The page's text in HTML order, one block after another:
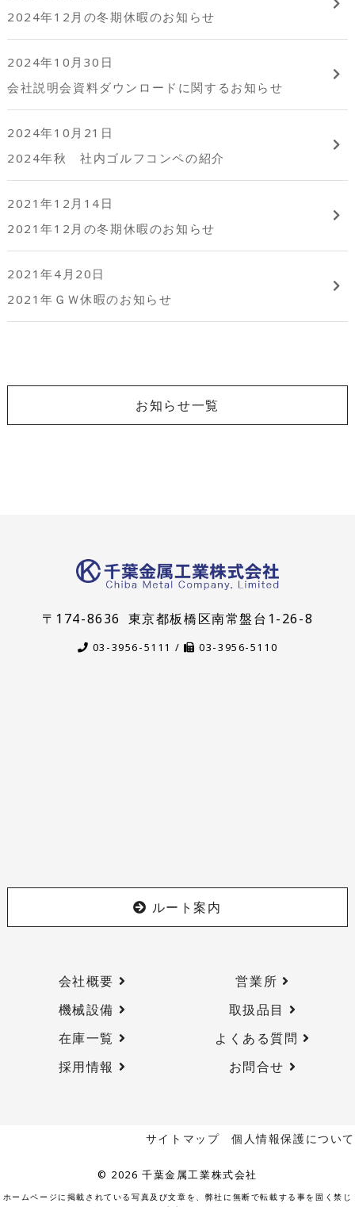
2024年12月の冬期休暇のお知らせ
2024年10月30日
会社説明会資料ダウンロードに関するお知らせ
2024年10月21日
2024年秋 社内ゴルフコンペの紹介
2021年12月14日
2021年12月の冬期休暇のお知らせ
2021年4月20日
2021年ＧＷ休暇のお知らせ
お知らせ一覧
〒174-8636 東京都板橋区南常盤台1-26-8
03-3956-5111 / 03-3956-5110
ルート案内
会社概要
営業所
機械設備
取扱品目
在庫一覧
よくある質問
採用情報
お問合せ
サイトマップ 個人情報保護について
© 2026 千葉金属工業株式会社
ホームページに掲載されている写真及び文章を、弊社に無断で転載する事を固く禁じ